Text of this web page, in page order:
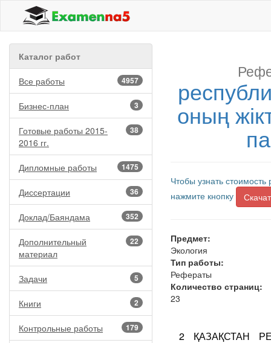
Каталог работ
4957
Все работы
3
Бизнес-план
38
Готовые работы 2015-
2016 гг.
1475
Дипломные работы
36
Диссертации
352
Доклад/Баяндама
22
Дополнительный
материал
5
Задачи
2
Книги
179
Контрольные работы
оның
Чтобы узнать
нажмите кнопку
Предмет:
Экология
Тип работы:
Рефераты
Количество страниц:
23
2 ҚАЗАҚСТАН